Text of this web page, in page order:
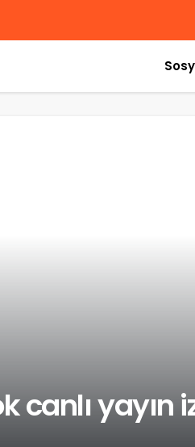
canlı yayın